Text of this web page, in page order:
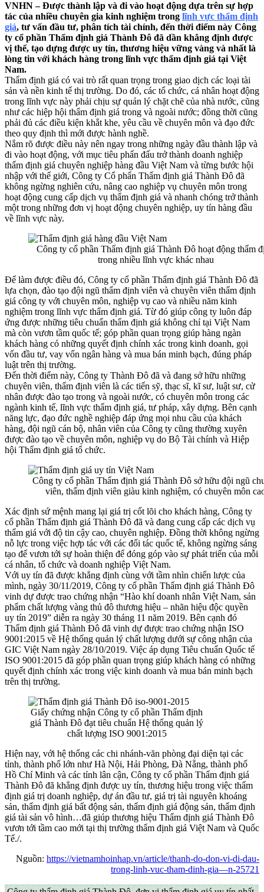
VNHN – Được thành lập và đi vào hoạt động dựa trên sự hợp
tác của nhiều chuyên gia kinh nghiệm trong lĩnh vực thẩm định
giá, tư vấn đầu tư, phân tích tài chính, đến thời điểm này Công
ty cổ phần Thẩm định giá Thành Đô đã dần khẳng định được
vị thế, tạo dựng được uy tín, thương hiệu vững vàng và nhất là
lòng tin với khách hàng trong lĩnh vực thẩm định giá tại Việt
Nam.
Thẩm định giá có vai trò rất quan trọng trong giao dịch các loại tài
sản và nền kinh tế thị trường. Do đó, các tổ chức, cá nhân hoạt động
trong lĩnh vực này phải chịu sự quản lý chặt chẽ của nhà nước, cũng
như các hiệp hội thẩm định giá trong và ngoài nước; đồng thời cũng
phải đủ các điều kiện khắt khe, yêu cầu về chuyên môn và đạo đức
theo quy định thì mới được hành nghề.
Nắm rõ được điều này nên ngay trong những ngày đầu thành lập và
đi vào hoạt động, với mục tiêu phấn đấu trở thành doanh nghiệp
thẩm định giá chuyên nghiệp hàng đầu Việt Nam và từng bước hội
nhập với thế giới, Công ty Cổ phẩn Thẩm định giá Thành Đô đã
không ngừng nghiên cứu, nâng cao nghiệp vụ chuyên môn trong
hoạt động cung cấp dịch vụ thẩm định giá và nhanh chóng trở thành
một trong những đơn vị hoạt động chuyên nghiệp, uy tín hàng đầu
về lĩnh vực này.
Công ty cổ phần Thẩm định giá Thành Đô hoạt động thẩm
trong nhiều lĩnh vực khác nhau
Để làm được điều đó, Công ty cổ phần Thẩm định giá Thành Đô đã
lựa chọn, đào tạo đội ngũ thẩm định viên và chuyên viên thẩm định
giá công ty với chuyên môn, nghiệp vụ cao và nhiều năm kinh
nghiệm trong lĩnh vực thẩm định giá. Từ đó giúp công ty luôn đáp
ứng được những tiêu chuẩn thẩm định giá không chỉ tại Việt Nam
mà còn vươn tầm quốc tế; góp phần quan trọng giúp hàng ngàn
khách hàng có những quyết định chính xác trong kinh doanh, gọi
vốn đầu tư, vay vốn ngân hàng và mua bán minh bạch, đúng pháp
luật trên thị trường.
Đến thời điểm này, Công ty Thành Đô đã và đang sở hữu những
chuyên viên, thẩm định viên là các tiến sỹ, thạc sĩ, kĩ sư, luật sư, cử
nhân được đào tạo trong và ngoài nước, có chuyên môn trong các
ngành kinh tế, lĩnh vực thẩm định giá, tư pháp, xây dựng. Bên cạnh
năng lực, đạo đức nghề nghiệp đáp ứng mọi nhu cầu của khách
hàng, đội ngũ cán bộ, nhân viên của Công ty cũng thường xuyên
được đào tạo về chuyên môn, nghiệp vụ do Bộ Tài chính và Hiệp
hội Thẩm định giá tổ chức.
Công ty cổ phần Thẩm định giá Thành Đô sở hữu đội ngũ
viên, thẩm định viên giàu kinh nghiệm, có chuyên môn
Xác định sứ mệnh mang lại giá trị cốt lõi cho khách hàng, Công ty
cổ phần Thẩm định giá Thành Đô đã và đang cung cấp các dịch vụ
thẩm giá với độ tin cậy cao, chuyên nghiệp. Đồng thời không ngừng
nỗ lực trong việc hợp tác với các đối tác quốc tế, không ngừng sáng
tạo để vươn tới sự hoàn thiện để đóng góp vào sự phát triển của mỗi
cá nhân, tổ chức và doanh nghiệp Việt Nam.
Với uy tín đã được khẳng định cùng với tầm nhìn chiến lược của
mình, ngày 30/11/2019, Công ty cổ phần Thẩm định giá Thành Đô
vinh dự được trao chứng nhận “Hào khí doanh nhân Việt Nam, sản
phẩm chất lượng vàng thủ đô thương hiệu – nhãn hiệu độc quyền
uy tín 2019” diễn ra ngày 30 tháng 11 năm 2019. Bên cạnh đó
Thẩm định giá Thành Đô đã vinh dự được trao chứng nhận ISO
9001:2015 về Hệ thống quản lý chất lượng dưới sự công nhận của
GIC Việt Nam ngày 28/10/2019. Việc áp dụng Tiêu chuẩn Quốc tế
ISO 9001:2015 đã góp phần quan trọng giúp khách hàng có những
quyết định chính xác trong việc kinh doanh và mua bán minh bạch
trên thị trường.
Giấy chứng nhận Công ty cổ phần Thẩm định
giá Thành Đô đạt tiêu chuẩn Hệ thống quản lý
chất lượng ISO 9001:2015
Hiện nay, với hệ thống các chi nhánh-văn phòng đại diện tại các
tỉnh, thành phố lớn như Hà Nội, Hải Phòng, Đà Nẵng, thành phố
Hồ Chí Minh và các tỉnh lân cận, Công ty cổ phần Thẩm định giá
Thành Đô đã khẳng định được uy tín, thương hiệu trong việc thẩm
định giá trị doanh nghiệp, dự án đầu tư, giá trị tài nguyên khoáng
sản, thẩm định giá bất động sản, thẩm định giá động sản, thẩm định
giá tài sản vô hình…đã giúp thương hiệu Thẩm định giá Thành Đô
vươn tới tầm cao mới tại thị trường thẩm định giá Việt Nam và Quốc
Tế./.
Nguồn: https://vietnamhoinhap.vn/article/thanh-do-don-vi-di-dau-
trong-linh-vuc-tham-dinh-gia—n-25721